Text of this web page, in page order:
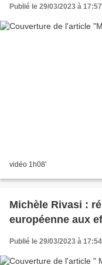
Publié le 29/03/2023 à 17:57
vidéo 1h08'
Michèle Rivasi :
européenne aux
Publié le 29/03/2023 à 17:54